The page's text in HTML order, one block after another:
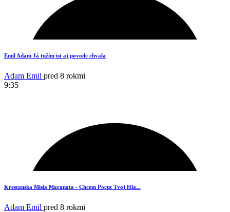
16
Emil Adam Já tužím ist aj povode chvala
Adam Emil pred 8 rokmi
9:35
Krestanska Misia Maranata - Chcem Pocut Tvoj Hla...
Adam Emil pred 8 rokmi